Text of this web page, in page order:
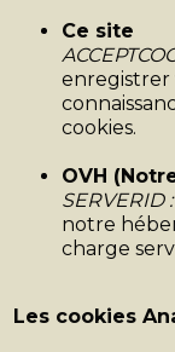
Ce site
enregistrer
cookies.
OVH
SERVERID :
notre
charge
Les cookies